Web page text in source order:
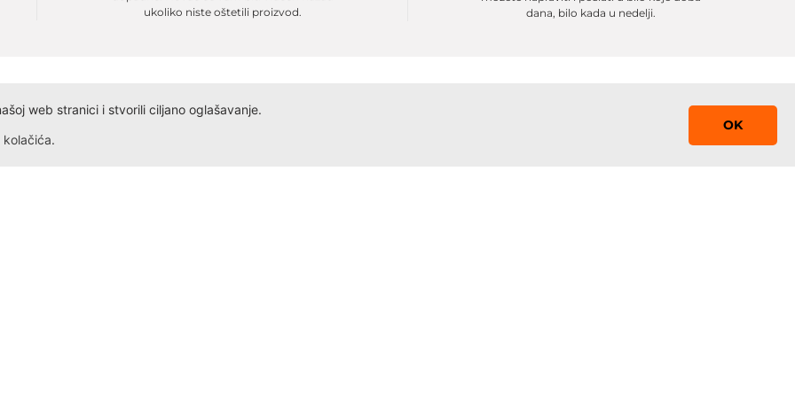
ukoliko niste oštetili proizvod.
dana, bilo kada u nedelji.
web stranici i stvorili ciljano oglašavanje.
kolačića.
OK